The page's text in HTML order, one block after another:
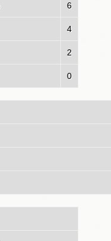
6
4
2
0
Grosseto
Siena